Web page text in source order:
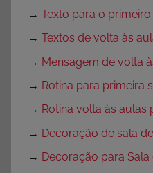
→ Texto para o
→ Textos de volta às
→ Mensagem de volta
→ Rotina para primeira
→ Rotina volta às aulas
→ Decoração de sala
→ Decoração para Sala